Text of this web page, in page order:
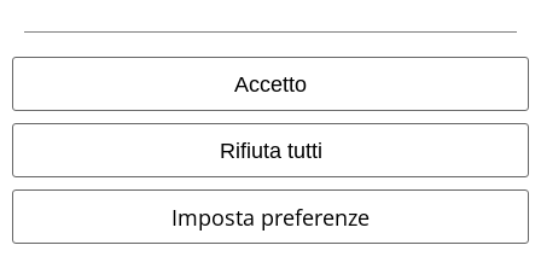
Accetto
Rifiuta tutti
Imposta preferenze
Metodi di Pagamento
Contrassegno